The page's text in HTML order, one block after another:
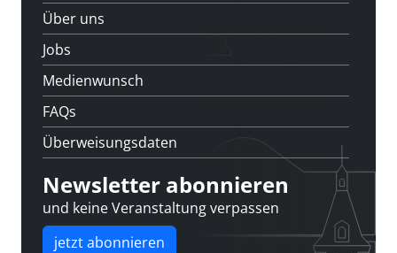
Über uns
Jobs
Medienwunsch
FAQs
Überweisungsdaten
Newsletter abonnieren
und keine Veranstaltung verpassen
jetzt abonnieren